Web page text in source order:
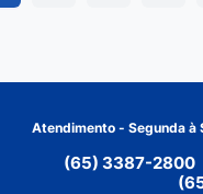
Atendimento - Segunda à
(65) 3387-2800